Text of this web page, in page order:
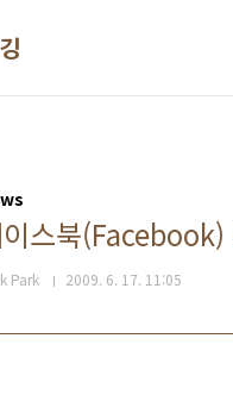
스북
Park 2009. 6. 17. 11:05